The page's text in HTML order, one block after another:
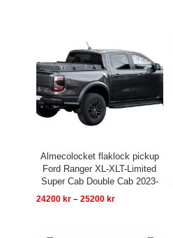
Almecolocket flaklock pickup
Ford Ranger XL-XLT-Limited
Super Cab Double Cab 2023-
24200 kr – 25200 kr
25200 kr